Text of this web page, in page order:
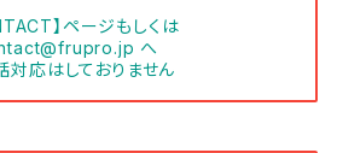
】ページもしくは
へ
応はしておりません